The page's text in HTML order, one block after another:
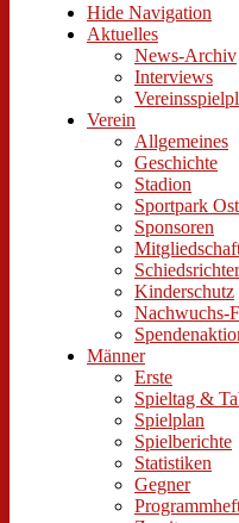
Hide Navigation
Aktuelles
News-Archiv
Interviews
Verein
Allgemeines
Geschichte
Stadion
Sportpark
Sponsoren
Schiedsrichter
Kinderschutz
Nachwuchs-
Männer
Erste
Spieltag &
Spielplan
Spielberichte
Statistiken
Gegner